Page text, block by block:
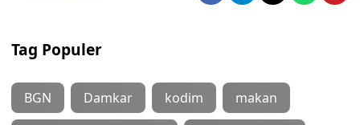
Tag Populer
BGN Damkar kodim makan